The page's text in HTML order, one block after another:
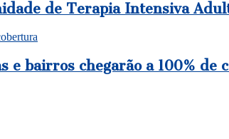
de Terapia Intensiva
e bairros chegarão a 100% de